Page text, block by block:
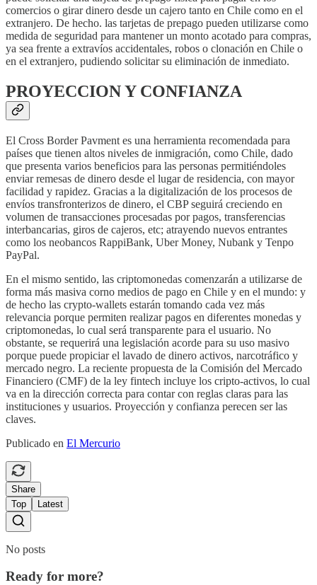
comercios o girar dinero desde un cajero tanto en Chile como en el
extranjero. De hecho. las tarjetas de prepago pueden utilizarse como
medida de seguridad para mantener un monto acotado para compras,
ya sea frente a extravíos accidentales, robos o clonación en Chile o
en el extranjero, pudiendo solicitar su eliminación de inmediato.
PROYECCION Y CONFIANZA
El Cross Border Pavment es una herramienta recomendada para
países que tienen altos niveles de inmigración, como Chile, dado
que presenta varios beneficios para las personas permitiéndoles
enviar remesas de dinero desde el lugar de residencia, con mayor
facilidad y rapidez. Gracias a la digitalización de los procesos de
envíos transfronterizos de dinero, el CBP seguirá creciendo en
volumen de transacciones procesadas por pagos, transferencias
interbancarias, giros de cajeros, etc; atrayendo nuevos entrantes
como los neobancos RappiBank, Uber Money, Nubank y Tenpo
PayPal.
En el mismo sentido, las criptomonedas comenzarán a utilizarse de
forma más masiva corno medios de pago en Chile y en el mundo: y
de hecho las crypto-wallets estarán tomando cada vez más
relevancia porque permiten realizar pagos en diferentes monedas y
criptomonedas, lo cual será transparente para el usuario. No
obstante, se requerirá una legislación acorde para su uso masivo
porque puede propiciar el lavado de dinero activos, narcotráfico y
mercado negro. La reciente propuesta de la Comisión del Mercado
Financiero (CMF) de la ley fintech incluye los cripto-activos, lo cual
va en la dirección correcta para contar con reglas claras para las
instituciones y usuarios. Proyección y confianza perecen ser las
claves.
Publicado en El Mercurio
Share
Top
Latest
No posts
Ready for more?